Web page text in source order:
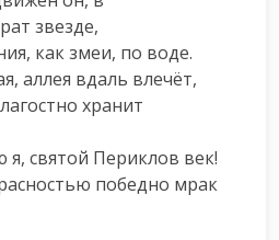
звезде,
как змеи, по воде.
аллея вдаль влечёт,
хранит
я, святой Периклов век!
победно мрак